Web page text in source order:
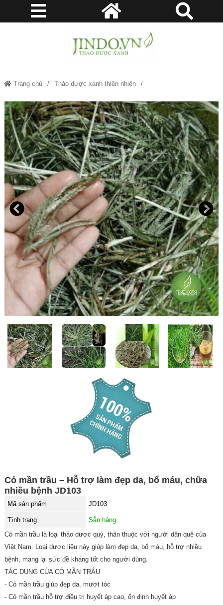
Trang chủ Thảo dược xanh thiên nhiên
Bệnh thận (sỏi thận, sỏi mật) Huyết áp, béo phì
Cỏ mần trầu – Hỗ trợ làm đẹp da, bổ máu, chữa nhiều bệnh JD103
Cỏ mần trầu – Hỗ trợ làm đẹp da, bổ máu, chữa
nhiều bệnh JD103
Mã sản phẩm JD103
Tình trạng
Sẵn hàng
Cỏ mần trầu là loại thảo dược quý, thân thuộc với người dân quê của
Việt Nam. Loại dược liệu này giúp làm đẹp da, bổ máu, hỗ trợ nhiều
bệnh, mang lại sức đề kháng tốt cho người dùng.
TÁC DỤNG CỦA CỎ MẦN TRÂU
- Cỏ mần trầu giúp đẹp da, mượt tóc
- Cỏ mần trầu hỗ trợ điều trị huyết áp cao, ổn định huyết áp